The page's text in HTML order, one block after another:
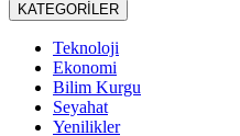
KATEGORİLER
Teknoloji
Ekonomi
Bilim Kurgu
Seyahat
Yenilikler